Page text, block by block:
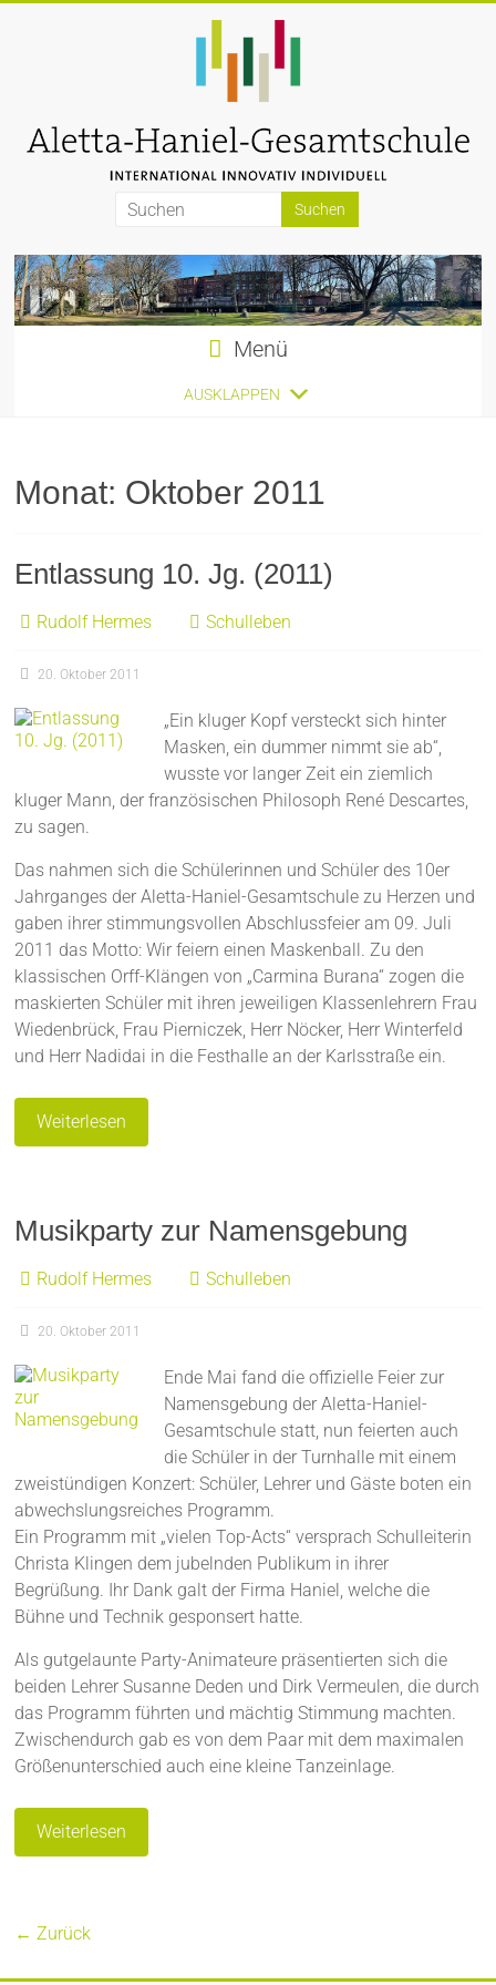
Aletta-
Haniel-
Gesamtschule
Menü
AUSKLAPPEN
Monat: Oktober 2011
Entlassung 10. Jg. (2011)
Rudolf Hermes Schulleben
20. Oktober 2011
„Ein kluger Kopf versteckt sich hinter
Masken, ein dummer nimmt sie ab“,
wusste vor langer Zeit ein ziemlich
kluger Mann, der französischen Philosoph René Descartes,
zu sagen.
Das nahmen sich die Schülerinnen und Schüler des 10er
Jahrganges der Aletta-Haniel-Gesamtschule zu Herzen und
gaben ihrer stimmungsvollen Abschlussfeier am 09. Juli
2011 das Motto: Wir feiern einen Maskenball. Zu den
klassischen Orff-Klängen von „Carmina Burana“ zogen die
maskierten Schüler mit ihren jeweiligen Klassenlehrern Frau
Wiedenbrück, Frau Pierniczek, Herr Nöcker, Herr Winterfeld
und Herr Nadidai in die Festhalle an der Karlsstraße ein.
Weiterlesen
Musikparty zur Namensgebung
Rudolf Hermes Schulleben
20. Oktober 2011
Ende Mai fand die offizielle Feier zur
Namensgebung der Aletta-Haniel-
Gesamtschule statt, nun feierten auch
die Schüler in der Turnhalle mit einem
zweistündigen Konzert: Schüler, Lehrer und Gäste boten ein
abwechslungsreiches Programm.
Ein Programm mit „vielen Top-Acts“ versprach Schulleiterin
Christa Klingen dem jubelnden Publikum in ihrer
Begrüßung. Ihr Dank galt der Firma Haniel, welche die
Bühne und Technik gesponsert hatte.
Als gutgelaunte Party-Animateure präsentierten sich die
beiden Lehrer Susanne Deden und Dirk Vermeulen, die durch
das Programm führten und mächtig Stimmung machten.
Zwischendurch gab es von dem Paar mit dem maximalen
Größenunterschied auch eine kleine Tanzeinlage.
Weiterlesen
← Zurück